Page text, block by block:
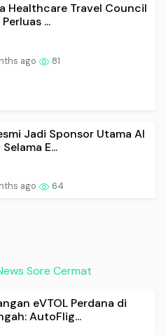
Healthcare Travel Council
...
ago 81
Jadi Sponsor Utama Al
E...
ago 64
Sore Cermat
eVTOL Perdana di
AutoFlig...